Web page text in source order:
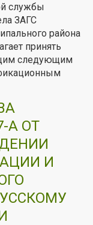
службы
ЗАГС
района
принять
следующим
А ОТ
И